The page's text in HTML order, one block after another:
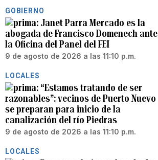
GOBIERNO
Janet Parra Mercado es la
abogada de Francisco Domenech ante
la Oficina del Panel del FEI
9 de agosto de 2026 a las 11:10 p.m.
LOCALES
“Estamos tratando de ser
razonables”: vecinos de Puerto Nuevo
se preparan para inicio de la
canalización del río Piedras
9 de agosto de 2026 a las 11:10 p.m.
LOCALES